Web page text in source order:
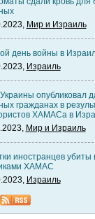
Мир и Израиль
день войны в
Израиль
опубликовал
гражданах в
ХАМАСа в
Мир и Израиль
иностранцев
ХАМАС
Израиль